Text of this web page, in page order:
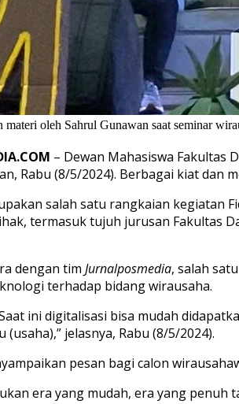
materi oleh Sahrul Gunawan saat seminar
– Dewan Mahasiswa Fakultas
Rabu (8/5/2024). Berbagai kiat dan
salah satu rangkaian kegiatan
termasuk tujuh jurusan Fakultas
dengan tim Jurnalposmedia, salah
terhadap bidang wirausaha.
ini digitalisasi bisa mudah
(usaha),” jelasnya, Rabu (8/5/2024).
pesan bagi calon
era yang mudah, era yang